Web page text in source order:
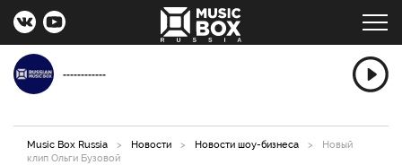
------------
Music Box Russia > Новости > Новости шоу-бизнеса >
Новый
клип Ольги Бузовой